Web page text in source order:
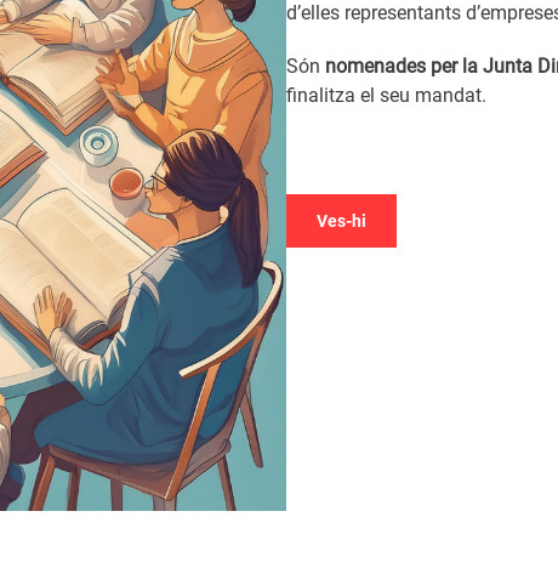
d’elles representants
Són nomenades per la Junta
finalitza el seu mandat.
Ves-hi